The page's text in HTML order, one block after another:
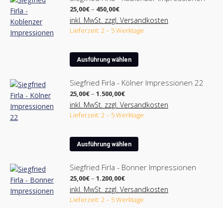
gewählt
werden
Varianten
auf.
der
gewählt
werden
25,00€– 450,00€Preisspanne:
25,00€
bis
450,00€
inkl. MwSt. zzgl. Versandkosten
Lieferzeit: 2 – 5 Werktage
Ausführung wählen
Dieses
Produkt
weist
mehrere
Varianten
auf.
der
gewählt
werden
Siegfried Firla - Kölner Impressionen 22
25,00€– 1.500,00€Preisspanne:
25,00€
bis
1.500,00€
inkl. MwSt. zzgl. Versandkosten
Lieferzeit: 2 – 5 Werktage
Ausführung wählen
Dieses
Produkt
weist
mehrere
Varianten
auf.
Siegfried Firla - Bonner Impressionen
25,00€– 1.200,00€Preisspanne:
25,00€
bis
1.200,00€
inkl. MwSt. zzgl. Versandkosten
Lieferzeit: 2 – 5 Werktage